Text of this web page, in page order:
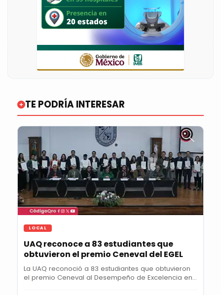
TE PODRÍA INTERESAR
LOCAL
UAQ reconoce a 83 estudiantes que
obtuvieron el premio Ceneval del EGEL
La UAQ reconoció a 83 estudiantes que obtuvieron
el premio Ceneval al Desempeño de Excelencia en